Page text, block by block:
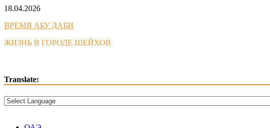
Skip
content
18.04.2026
ВРЕМЯ АБУ ДАБИ
ЖИЗНЬ В ГОРОДЕ ШЕЙХОВ
Translate: